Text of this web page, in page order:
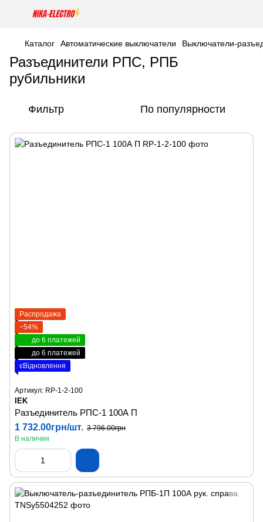
Каталог Автоматические выключатели Выключатели-
Разъединители РПС, РПБ
рубильники
Фильтр По популярности
Распродажа
−54%
до 6 платежей
до 6 платежей
єВідновлення
Артикул: RP-1-2-100
IEK
Разъединитель РПС-1 100А П
1 732.00грн/шт. 3 796.00грн
В наличии